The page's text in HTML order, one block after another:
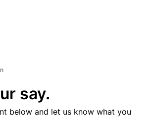
say.
below and let us know what you